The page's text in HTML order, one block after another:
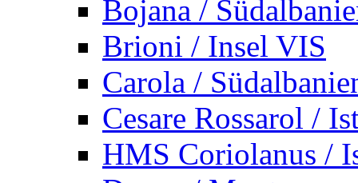
Bojana /
Brioni / Insel VIS
Carola /
Cesare Rossarol /
HMS Coriolanus /